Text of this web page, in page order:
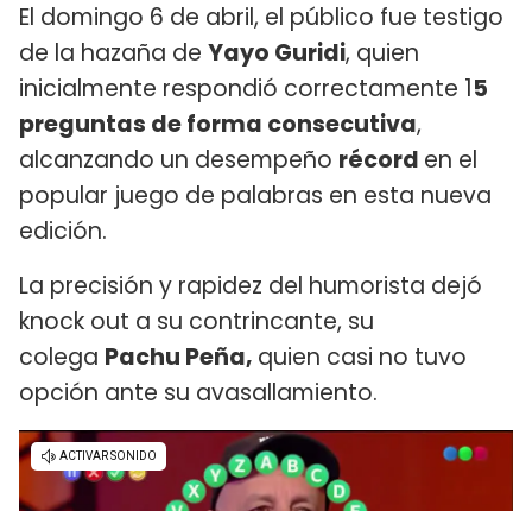
El domingo 6 de abril, el público fue testigo
de la hazaña de Yayo Guridi, quien
inicialmente respondió correctamente 15
preguntas de forma consecutiva,
alcanzando un desempeño récord en el
popular juego de palabras en esta nueva
edición.
La precisión y rapidez del humorista dejó
knock out a su contrincante, su
colega Pachu Peña, quien casi no tuvo
opción ante su avasallamiento.